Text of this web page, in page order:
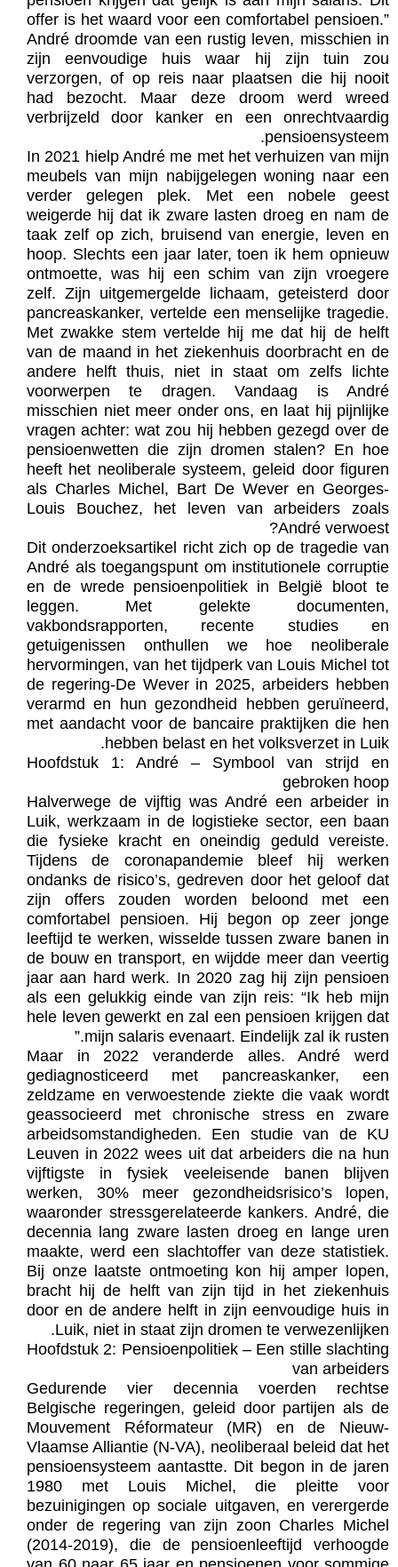
offer is het waard voor een comfortabel pensioen.”
André droomde van een rustig leven, misschien in
zijn eenvoudige huis waar hij zijn tuin zou
verzorgen, of op reis naar plaatsen die hij nooit
had bezocht. Maar deze droom werd wreed
verbrijzeld door kanker en een onrechtvaardig
pensioensysteem.
In 2021 hielp André me met het verhuizen van mijn
meubels van mijn nabijgelegen woning naar een
verder gelegen plek. Met een nobele geest
weigerde hij dat ik zware lasten droeg en nam de
taak zelf op zich, bruisend van energie, leven en
hoop. Slechts een jaar later, toen ik hem opnieuw
ontmoette, was hij een schim van zijn vroegere
zelf. Zijn uitgemergelde lichaam, geteisterd door
pancreaskanker, vertelde een menselijke tragedie.
Met zwakke stem vertelde hij me dat hij de helft
van de maand in het ziekenhuis doorbracht en de
andere helft thuis, niet in staat om zelfs lichte
voorwerpen te dragen. Vandaag is André
misschien niet meer onder ons, en laat hij pijnlijke
vragen achter: wat zou hij hebben gezegd over de
pensioenwetten die zijn dromen stalen? En hoe
heeft het neoliberale systeem, geleid door figuren
als Charles Michel, Bart De Wever en Georges-
Louis Bouchez, het leven van arbeiders zoals
André verwoest?
Dit onderzoeksartikel richt zich op de tragedie van
André als toegangspunt om institutionele corruptie
en de wrede pensioenpolitiek in België bloot te
leggen. Met gelekte documenten,
vakbondsrapporten, recente studies en
getuigenissen onthullen we hoe neoliberale
hervormingen, van het tijdperk van Louis Michel tot
de regering-De Wever in 2025, arbeiders hebben
verarmd en hun gezondheid hebben geruïneerd,
met aandacht voor de bancaire praktijken die hen
hebben belast en het volksverzet in Luik.
Hoofdstuk 1: André – Symbool van strijd en
gebroken hoop
Halverwege de vijftig was André een arbeider in
Luik, werkzaam in de logistieke sector, een baan
die fysieke kracht en oneindig geduld vereiste.
Tijdens de coronapandemie bleef hij werken
ondanks de risico’s, gedreven door het geloof dat
zijn offers zouden worden beloond met een
comfortabel pensioen. Hij begon op zeer jonge
leeftijd te werken, wisselde tussen zware banen in
de bouw en transport, en wijdde meer dan veertig
jaar aan hard werk. In 2020 zag hij zijn pensioen
als een gelukkig einde van zijn reis: “Ik heb mijn
hele leven gewerkt en zal een pensioen krijgen dat
mijn salaris evenaart. Eindelijk zal ik rusten.”
Maar in 2022 veranderde alles. André werd
gediagnosticeerd met pancreaskanker, een
zeldzame en verwoestende ziekte die vaak wordt
geassocieerd met chronische stress en zware
arbeidsomstandigheden. Een studie van de KU
Leuven in 2022 wees uit dat arbeiders die na hun
vijftigste in fysiek veeleisende banen blijven
werken, 30% meer gezondheidsrisico’s lopen,
waaronder stressgerelateerde kankers. André, die
decennia lang zware lasten droeg en lange uren
maakte, werd een slachtoffer van deze statistiek.
Bij onze laatste ontmoeting kon hij amper lopen,
bracht hij de helft van zijn tijd in het ziekenhuis
door en de andere helft in zijn eenvoudige huis in
Luik, niet in staat zijn dromen te verwezenlijken.
Hoofdstuk 2: Pensioenpolitiek – Een stille slachting
van arbeiders
Gedurende vier decennia voerden rechtse
Belgische regeringen, geleid door partijen als de
Mouvement Réformateur (MR) en de Nieuw-
Vlaamse Alliantie (N-VA), neoliberaal beleid dat het
pensioensysteem aantastte. Dit begon in de jaren
1980 met Louis Michel, die pleitte voor
bezuinigingen op sociale uitgaven, en verergerde
onder de regering van zijn zoon Charles Michel
(2014-2019), die de pensioenleeftijd verhoogde